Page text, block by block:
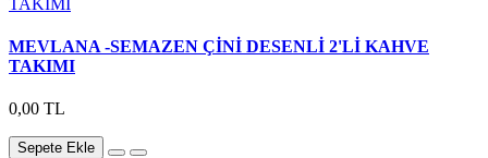
MEVLANA -SEMAZEN ÇİNİ DESENLİ 2'Lİ KAHVE
TAKIMI
0,00 TL
Sepete Ekle